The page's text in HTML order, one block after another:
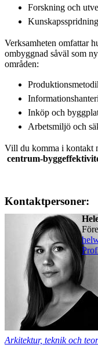
Forskning och
Verksamheten omfattar
ombyggnad såväl som
områden:
Inköp och
Arbetsmiljö och
Vill du komma i kontakt
centrum-
Kontaktpersoner:
Arkitektur, teknik och